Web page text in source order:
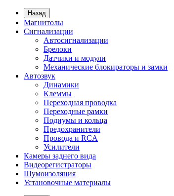
Назад
Магнитолы
Сигнализации
Автосигнализации
Брелоки
Датчики и модули
Механические блокираторы и замки
Автозвук
Динамики
Клеммы
Переходная проводка
Переходные рамки
Подиумы и кольца
Предохранители
Провода и RCA
Усилители
Камеры заднего вида
Видеорегистраторы
Шумоизоляция
Установочные материалы